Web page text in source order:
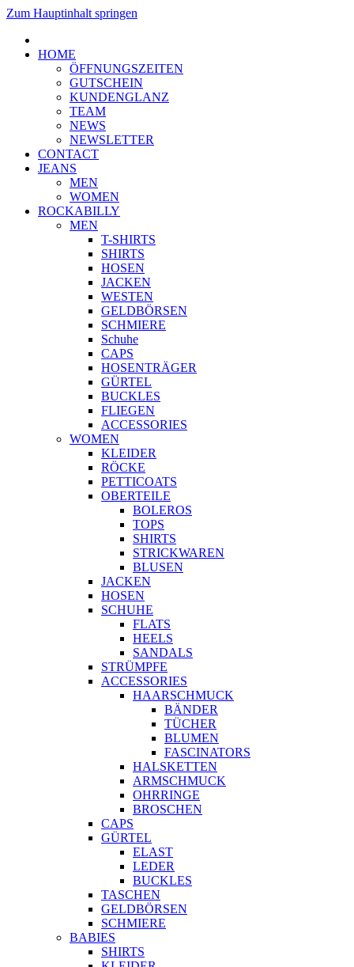
Zum Hauptinhalt springen
HOME
ÖFFNUNGSZEITEN
GUTSCHEIN
KUNDENGLANZ
TEAM
NEWS
NEWSLETTER
CONTACT
JEANS
MEN
WOMEN
ROCKABILLY
MEN
T-SHIRTS
SHIRTS
HOSEN
JACKEN
WESTEN
GELDBÖRSEN
SCHMIERE
Schuhe
CAPS
HOSENTRÄGER
GÜRTEL
BUCKLES
FLIEGEN
ACCESSORIES
WOMEN
KLEIDER
RÖCKE
PETTICOATS
OBERTEILE
BOLEROS
TOPS
SHIRTS
STRICKWAREN
BLUSEN
JACKEN
HOSEN
SCHUHE
FLATS
HEELS
SANDALS
STRÜMPFE
ACCESSORIES
HAARSCHMUCK
BÄNDER
TÜCHER
BLUMEN
FASCINATORS
HALSKETTEN
ARMSCHMUCK
OHRRINGE
BROSCHEN
CAPS
GÜRTEL
ELAST
LEDER
BUCKLES
TASCHEN
GELDBÖRSEN
SCHMIERE
BABIES
SHIRTS